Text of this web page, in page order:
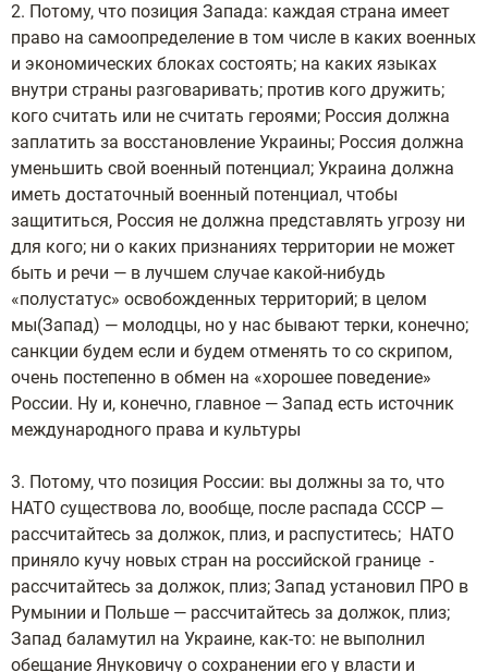
2. Потому, что позиция Запада: каждая страна имеет
право на самоопределение в том числе в каких военных
и экономических блоках состоять; на каких языках
внутри страны разговаривать; против кого дружить;
кого считать или не считать героями; Россия должна
заплатить за восстановление Украины; Россия должна
уменьшить свой военный потенциал; Украина должна
иметь достаточный военный потенциал, чтобы
защититься, Россия не должна представлять угрозу ни
для кого; ни о каких признаниях территории не может
быть и речи — в лучшем случае какой-нибудь
«полустатус» освобожденных территорий; в целом
мы(Запад) — молодцы, но у нас бывают терки, конечно;
санкции будем если и будем отменять то со скрипом,
очень постепенно в обмен на «хорошее поведение»
России. Ну и, конечно, главное — Запад есть источник
международного права и культуры
3. Потому, что позиция России: вы должны за то, что
НАТО существова ло, вообще, после распада СССР —
рассчитайтесь за должок, плиз, и распуститесь; НАТО
приняло кучу новых стран на российской границе -
рассчитайтесь за должок, плиз; Запад установил ПРО в
Румынии и Польше — рассчитайтесь за должок, плиз;
Запад баламутил на Украине, как-то: не выполнил
обещание Януковичу о сохранении его у власти и